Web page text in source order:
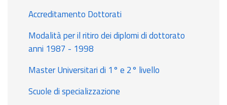
Accreditamento Dottorati
Modalità per il ritiro dei diplomi di dottorato
anni 1987 - 1998
Master Universitari di 1° e 2° livello
Scuole di specializzazione